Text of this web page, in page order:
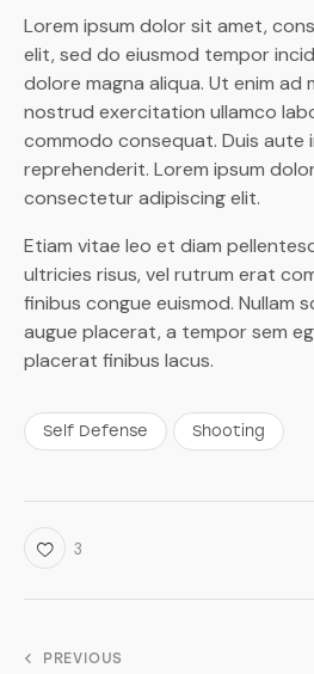
Lorem ipsum dolor sit amet,
elit, sed do eiusmod tempor
dolore magna aliqua. Ut enim ad
nostrud exercitation ullamco
commodo consequat. Duis aute
reprehenderit. Lorem ipsum
consectetur adipiscing elit.
Etiam vitae leo et diam
ultricies risus, vel rutrum erat
finibus congue euismod. Nullam
augue placerat, a tempor sem
placerat finibus lacus.
Self Defense Shooting
3
PREVIOUS